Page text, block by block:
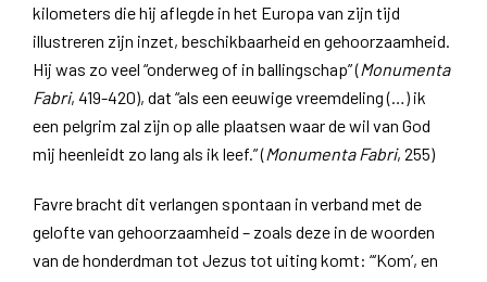
kilometers die hij aflegde in het Europa van zijn tijd
illustreren zijn inzet, beschikbaarheid en gehoorzaamheid.
Hij was zo veel “onderweg of in ballingschap” (Monumenta
Fabri, 419-420), dat “als een eeuwige vreemdeling (…) ik
een pelgrim zal zijn op alle plaatsen waar de wil van God
mij heenleidt zo lang als ik leef.” (Monumenta Fabri, 255)
Favre bracht dit verlangen spontaan in verband met de
gelofte van gehoorzaamheid – zoals deze in de woorden
van de honderdman tot Jezus tot uiting komt: “‘Kom’, en